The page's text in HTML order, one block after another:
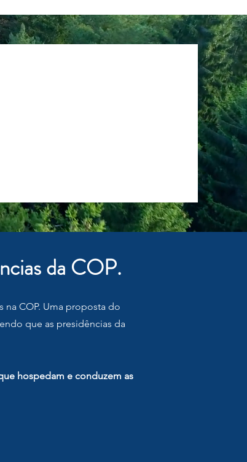
da COP.
na COP. Uma proposta do
que as presidências da
hospedam e conduzem as